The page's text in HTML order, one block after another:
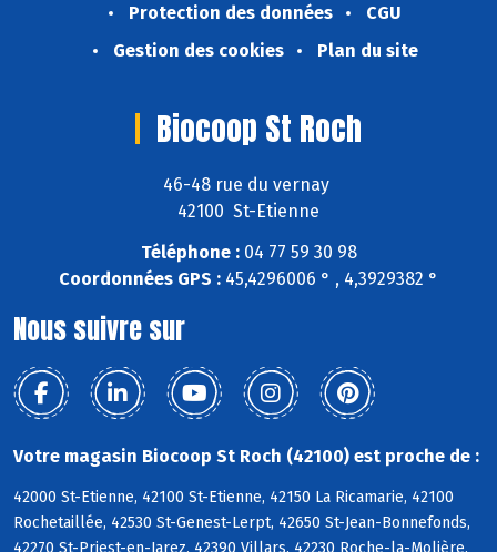
Protection des données
CGU
Gestion des cookies
Plan du site
Biocoop St Roch
46-48 rue du vernay
42100 St-Etienne
Téléphone :04 77 59 30 98
Coordonnées GPS : 45,4296006 ° , 4,3929382 °
Nous suivre sur
Votre magasin Biocoop St Roch (42100) est proche de :
42000 St-Etienne, 42100 St-Etienne, 42150 La Ricamarie, 42100
Rochetaillée, 42530 St-Genest-Lerpt, 42650 St-Jean-Bonnefonds,
42270 St-Priest-en-Jarez, 42390 Villars, 42230 Roche-la-Molière,